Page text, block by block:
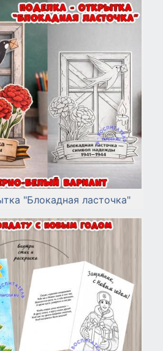
"Блокадная ласточка"